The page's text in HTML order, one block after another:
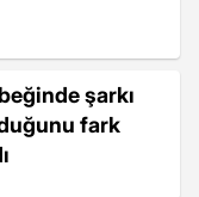
şarkı
fark